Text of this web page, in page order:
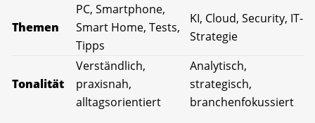
Themen
PC, Smartphone,
Smart Home, Tests,
Tipps
KI, Cloud, Security, IT-
Strategie
Tonalität
Verständlich,
praxisnah,
alltagsorientiert
Analytisch,
strategisch,
branchenfokussiert